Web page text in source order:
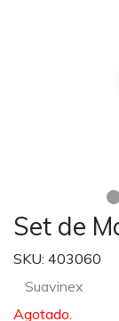
Set de
SKU: 403060
Suavinex
Agotado.